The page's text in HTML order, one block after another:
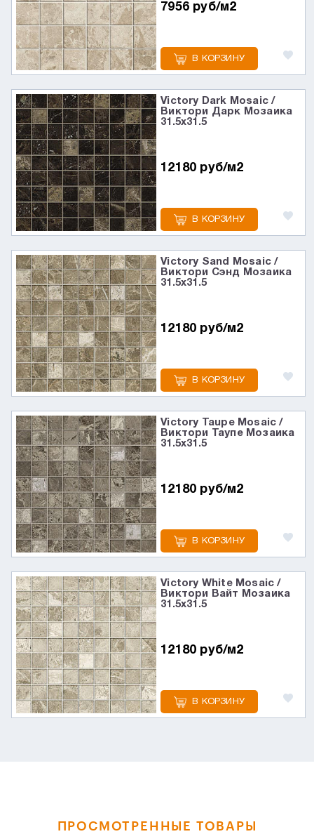
7956 руб/м2
В КОРЗИНУ
Victory Dark Mosaic /
Виктори Дарк Мозаика
31.5x31.5
12180 руб/м2
В КОРЗИНУ
Victory Sand Mosaic /
Виктори Сэнд Мозаика
31.5x31.5
12180 руб/м2
В КОРЗИНУ
Victory Taupe Mosaic /
Виктори Таупе Мозаика
31.5x31.5
12180 руб/м2
В КОРЗИНУ
Victory White Mosaic /
Виктори Вайт Мозаика
31.5x31.5
12180 руб/м2
В КОРЗИНУ
ПРОСМОТРЕННЫЕ ТОВАРЫ